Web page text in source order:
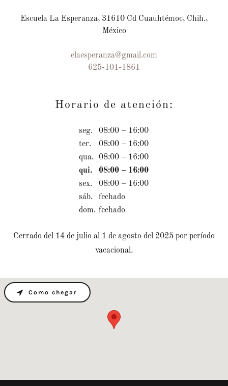
Escuela La Esperanza, 31610 Cd Cuauhtémoc, Chih.,
México
elaesperanza@gmail.com
625-101-1861
Horario de atención:
seg.
08:00 – 16:00
ter.
08:00 – 16:00
qua.
08:00 – 16:00
qui.
08:00 – 16:00
sex.
08:00 – 16:00
sáb.
fechado
dom. fechado
Cerrado del 14 de julio al 1 de agosto del 2025 por período
vacacional.
Como chegar